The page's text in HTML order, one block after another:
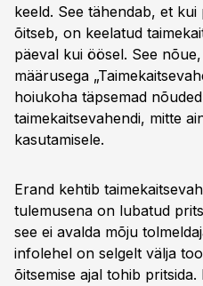
keeld. See tähendab, et
õitseb, on keelatud
päeval kui öösel. See
määrusega
hoiukoha täpsemad
taimekaitsevahendi, mitte
kasutamisele.
Erand kehtib
tulemusena on lubatud
see ei avalda mõju
infolehel on selgelt välja
õitsemise ajal tohib